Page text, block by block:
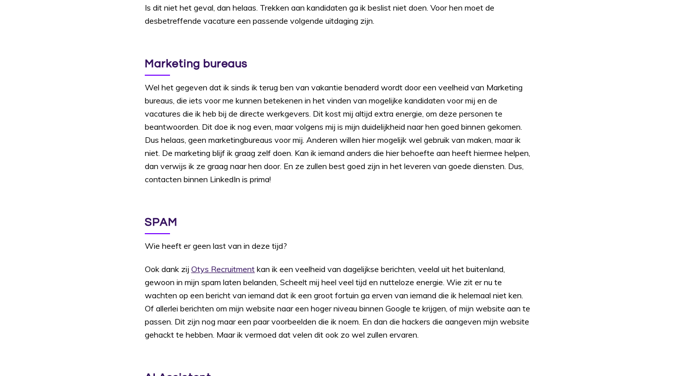
Is dit niet het geval, dan helaas. Trekken aan kandidaten ga ik beslist niet doen. Voor hen moet de
desbetreffende vacature een passende volgende uitdaging zijn.
Marketing bureaus
Wel het gegeven dat ik sinds ik terug ben van vakantie benaderd wordt door een veelheid van Marketing
bureaus, die iets voor me kunnen betekenen in het vinden van mogelijke kandidaten voor mij en de
vacatures die ik heb bij de directe werkgevers. Dit kost mij altijd extra energie, om deze personen te
beantwoorden. Dit doe ik nog even, maar volgens mij is mijn duidelijkheid naar hen goed binnen gekomen.
Dus helaas, geen marketingbureaus voor mij. Anderen willen hier mogelijk wel gebruik van maken, maar ik
niet. De marketing blijf ik graag zelf doen. Kan ik iemand anders die hier behoefte aan heeft hiermee helpen,
dan verwijs ik ze graag naar hen door. En ze zullen best goed zijn in het leveren van goede diensten. Dus,
contacten binnen LinkedIn is prima!
SPAM
Wie heeft er geen last van in deze tijd?
Ook dank zij Otys Recruitment kan ik een veelheid van dagelijkse berichten, veelal uit het buitenland,
gewoon in mijn spam laten belanden, Scheelt mij heel veel tijd en nutteloze energie. Wie zit er nu te
wachten op een bericht van iemand dat ik een groot fortuin ga erven van iemand die ik helemaal niet ken.
Of allerlei berichten om mijn website naar een hoger niveau binnen Google te krijgen, of mijn website aan te
passen. Dit zijn nog maar een paar voorbeelden die ik noem. En dan die hackers die aangeven mijn website
gehackt te hebben. Maar ik vermoed dat velen dit ook zo wel zullen ervaren.